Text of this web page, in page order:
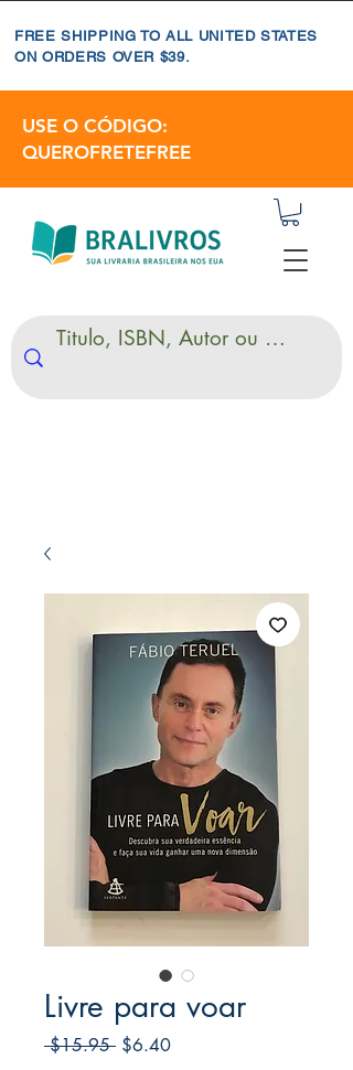
FREE SHIPPING TO ALL UNITED STATES
ON ORDERS OVER $39.
USE O CÓDIGO:
QUEROFRETEFREE
Livre para voar
$15.95 Regular
$6.40Sale